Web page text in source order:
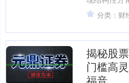
利好刺激集
力板块因资
分类：财
揭秘股
门槛高
福音